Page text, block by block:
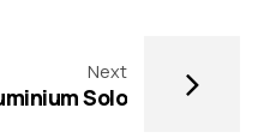
Next
Solo